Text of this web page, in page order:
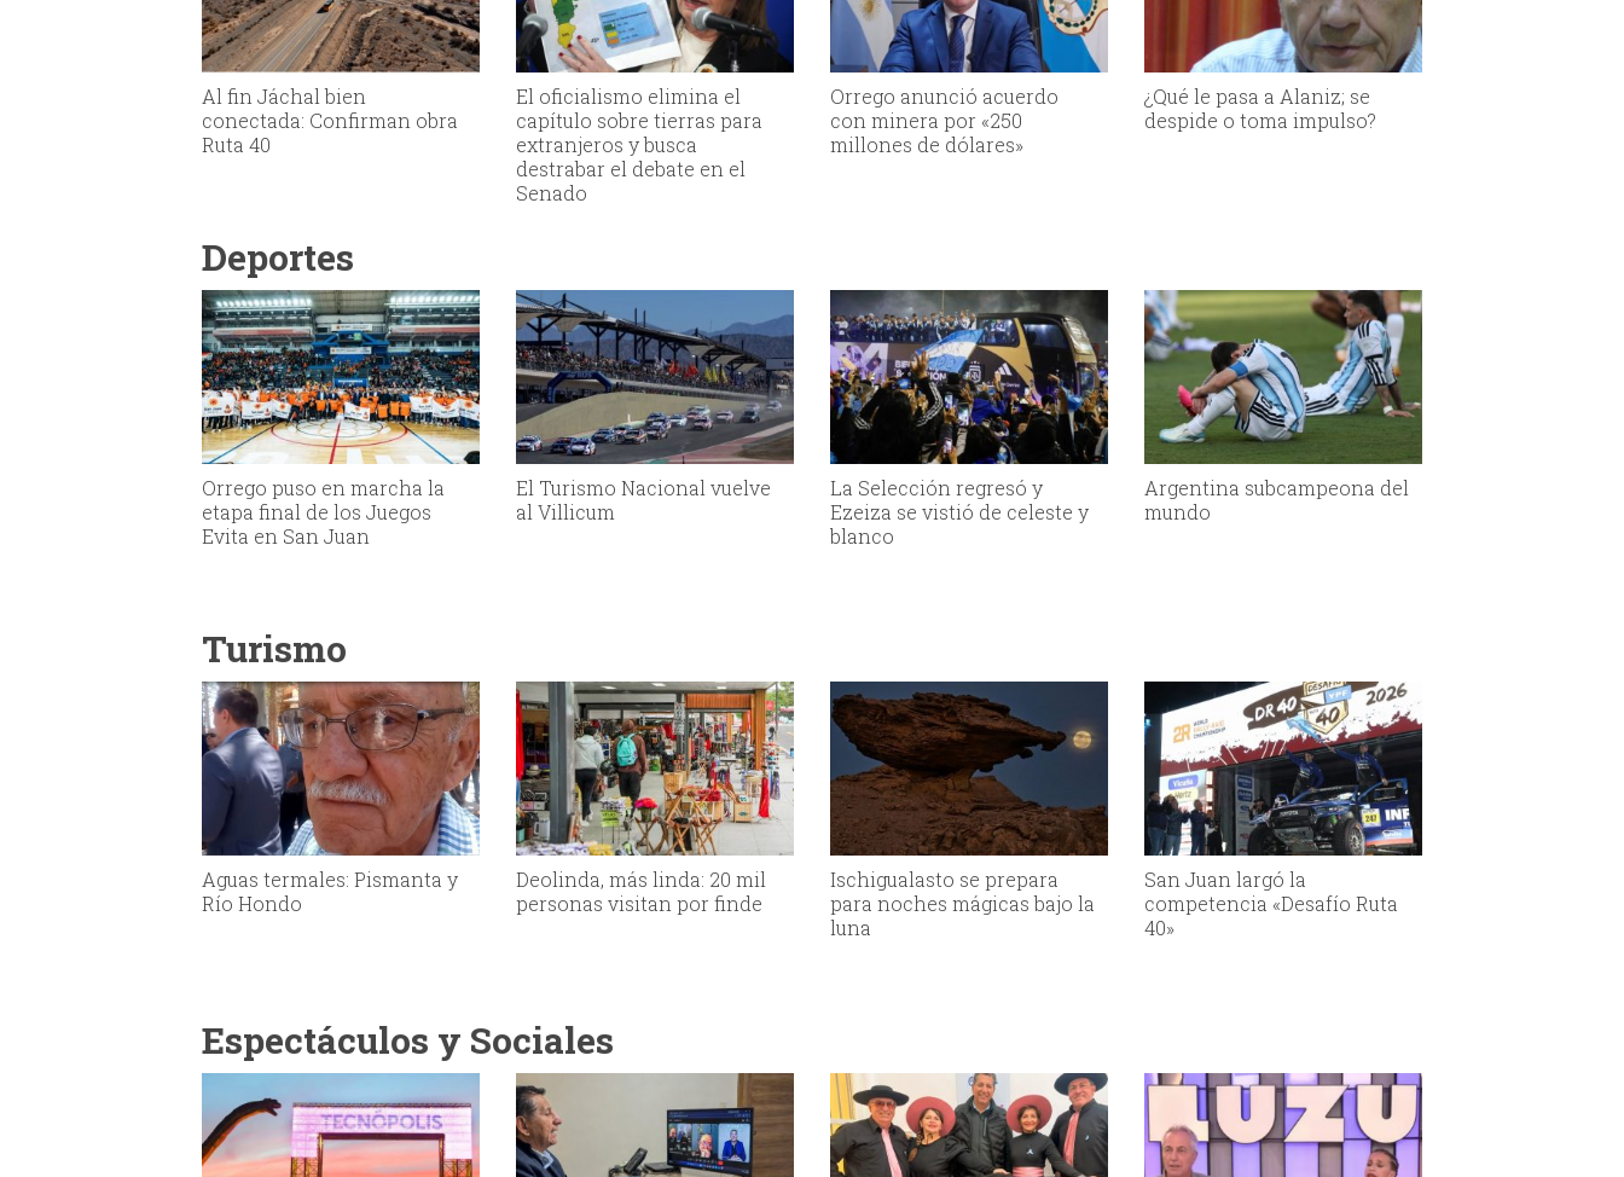
Al fin Jáchal bien
conectada: Confirman obra
Ruta 40
El oficialismo elimina el
capítulo sobre tierras para
extranjeros y busca
destrabar el debate en el
Senado
Orrego anunció acuerdo
con minera por «250
millones de dólares»
¿Qué le pasa a Alaniz; se
despide o toma impulso?
Deportes
Orrego puso en marcha la
etapa final de los Juegos
Evita en San Juan
El Turismo Nacional vuelve
al Villicum
La Selección regresó y
Ezeiza se vistió de celeste y
blanco
Argentina subcampeona del
mundo
Turismo
Aguas termales: Pismanta y
Río Hondo
Deolinda, más linda: 20 mil
personas visitan por finde
Ischigualasto se prepara
para noches mágicas bajo la
luna
San Juan largó la
competencia «Desafío Ruta
40»
Espectáculos y Sociales